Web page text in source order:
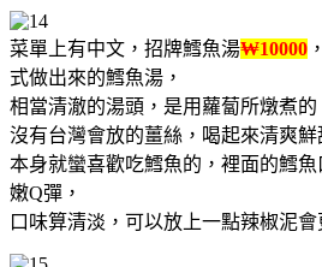
菜單上有中文，招牌鱈魚湯₩10000
式做出來的鱈魚湯，
相當清澈的湯頭，是用蘿蔔所燉煮的
沒有台灣會放的薑絲，喝起來清爽
本身就蠻喜歡吃鱈魚的，裡面的鱈
嫩Q彈，
口味算清淡，可以放上一點辣椒泥會